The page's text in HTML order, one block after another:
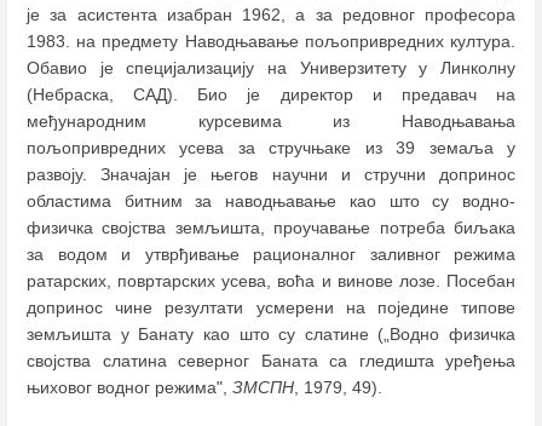
је за асистента изабран 1962, а за редовног професора
1983. на предмету Наводњавање пољопривредних култура.
Обавио је специјализацију на Универзитету у Линколну
(Небраска, САД). Био је директор и предавач на
међународним курсевима из Наводњавања
пољопривредних усева за стручњаке из 39 земаља у
развоју. Значајан је његов научни и стручни допринос
областима битним за наводњавање као што су водно-
физичкa својства земљишта, проучавање потреба биљака
за водом и утврђивање рационалног заливног режима
ратарских, повртарских усева, воћа и винове лозе. Посебан
допринос чине резултати усмерени на поједине типове
земљишта у Банату као што су слатине („Водно физичка
својства слатина северног Баната са гледишта уређења
њиховог водног режима", ЗМСПН, 1979, 49).